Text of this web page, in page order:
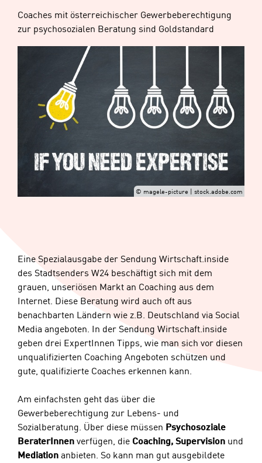
Coaches mit österreichischer Gewerbeberechtigung
zur psychosozialen Beratung sind Goldstandard
© magele-picture | stock.adobe.com
Eine Spezialausgabe der Sendung Wirtschaft.inside
des Stadtsenders W24 beschäftigt sich mit dem
grauen, unseriösen Markt an Coaching aus dem
Internet. Diese Beratung wird auch oft aus
benachbarten Ländern wie z.B. Deutschland via Social
Media angeboten. In der Sendung Wirtschaft.inside
geben drei ExpertInnen Tipps, wie man sich vor diesen
unqualifizierten Coaching Angeboten schützen und
gute, qualifizierte Coaches erkennen kann.
Am einfachsten geht das über die
Gewerbeberechtigung zur Lebens- und
Sozialberatung. Über diese müssen Psychosoziale
BeraterInnen verfügen, die Coaching, Supervision und
Mediation anbieten. So kann man gut ausgebildete